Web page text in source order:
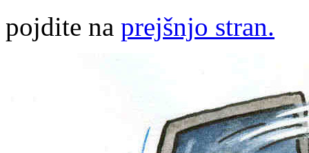
pojdite na prejšnjo stran.